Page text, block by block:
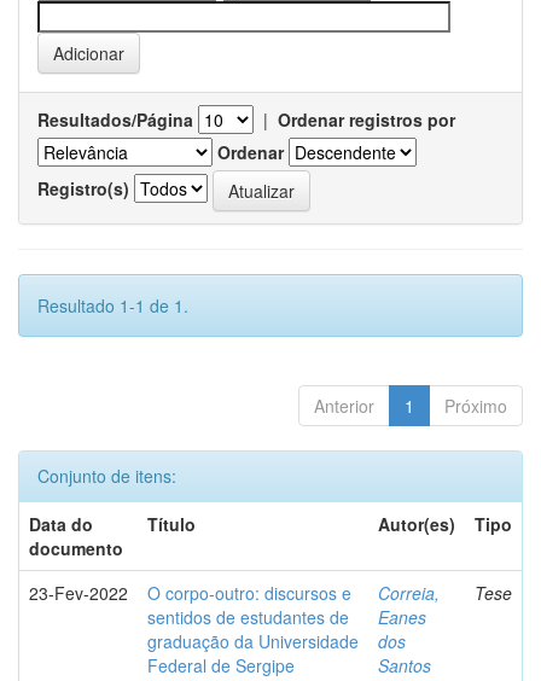
Resultados/Página | Ordenar registros por
Ordenar
Registro(s)
Resultado 1-1 de 1.
Anterior 1 Próximo
Conjunto de itens:
Data do
documento
Título Autor(es) Tipo
23-Fev-2022
O corpo-outro: discursos e
sentidos de estudantes de
graduação da Universidade
Federal de Sergipe
Correia,
Eanes
dos
Santos
Tese